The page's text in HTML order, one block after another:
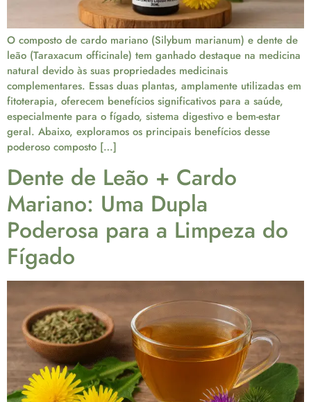
O composto de cardo mariano (Silybum marianum) e dente de
leão (Taraxacum officinale) tem ganhado destaque na medicina
natural devido às suas propriedades medicinais
complementares. Essas duas plantas, amplamente utilizadas em
fitoterapia, oferecem benefícios significativos para a saúde,
especialmente para o fígado, sistema digestivo e bem-estar
geral. Abaixo, exploramos os principais benefícios desse
poderoso composto […]
Dente de Leão + Cardo
Mariano: Uma Dupla
Poderosa para a Limpeza do
Fígado